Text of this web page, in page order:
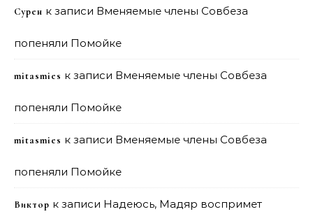
Сурен к записи Вменяемые члены Совбеза
попеняли Помойке
mitasmies к записи Вменяемые члены Совбеза
попеняли Помойке
mitasmies к записи Вменяемые члены Совбеза
попеняли Помойке
Виктор к записи Надеюсь, Мадяр воспримет